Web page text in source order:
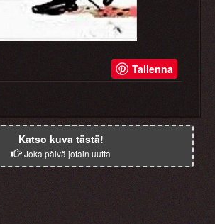
Tallenna
Katso kuva tästä!
Joka päivä jotain uutta